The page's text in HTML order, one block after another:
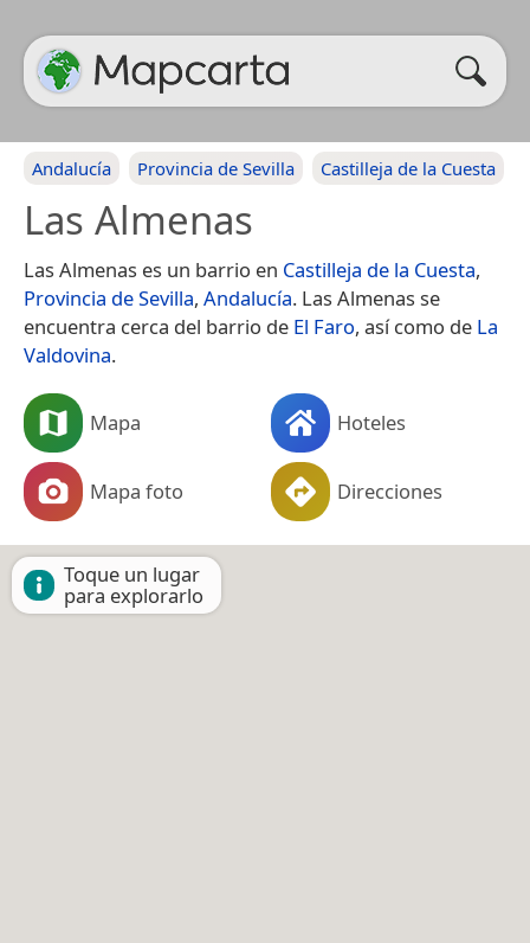
Andalucía Provincia de Sevilla Castilleja de la Cuesta
Las Almenas
Las Almenas es un barrio en Castilleja de la Cuesta,
Provincia de Sevilla, Andalucía. Las Almenas se
encuentra cerca del barrio de El Faro, así como de La
Valdovina.
Mapa Hoteles
Mapa foto Direcciones
Toque un lugar
para explorarlo